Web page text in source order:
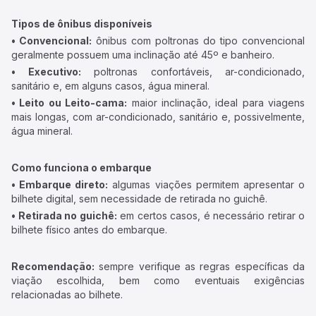
Tipos de ônibus disponíveis
• Convencional: ônibus com poltronas do tipo convencional
geralmente possuem uma inclinação até 45º e banheiro.
• Executivo: poltronas confortáveis, ar-condicionado,
sanitário e, em alguns casos, água mineral.
• Leito ou Leito-cama: maior inclinação, ideal para viagens
mais longas, com ar-condicionado, sanitário e, possivelmente,
água mineral.
Como funciona o embarque
• Embarque direto: algumas viações permitem apresentar o
bilhete digital, sem necessidade de retirada no guichê.
• Retirada no guichê: em certos casos, é necessário retirar o
bilhete físico antes do embarque.
Recomendação: sempre verifique as regras específicas da
viação escolhida, bem como eventuais exigências
relacionadas ao bilhete.